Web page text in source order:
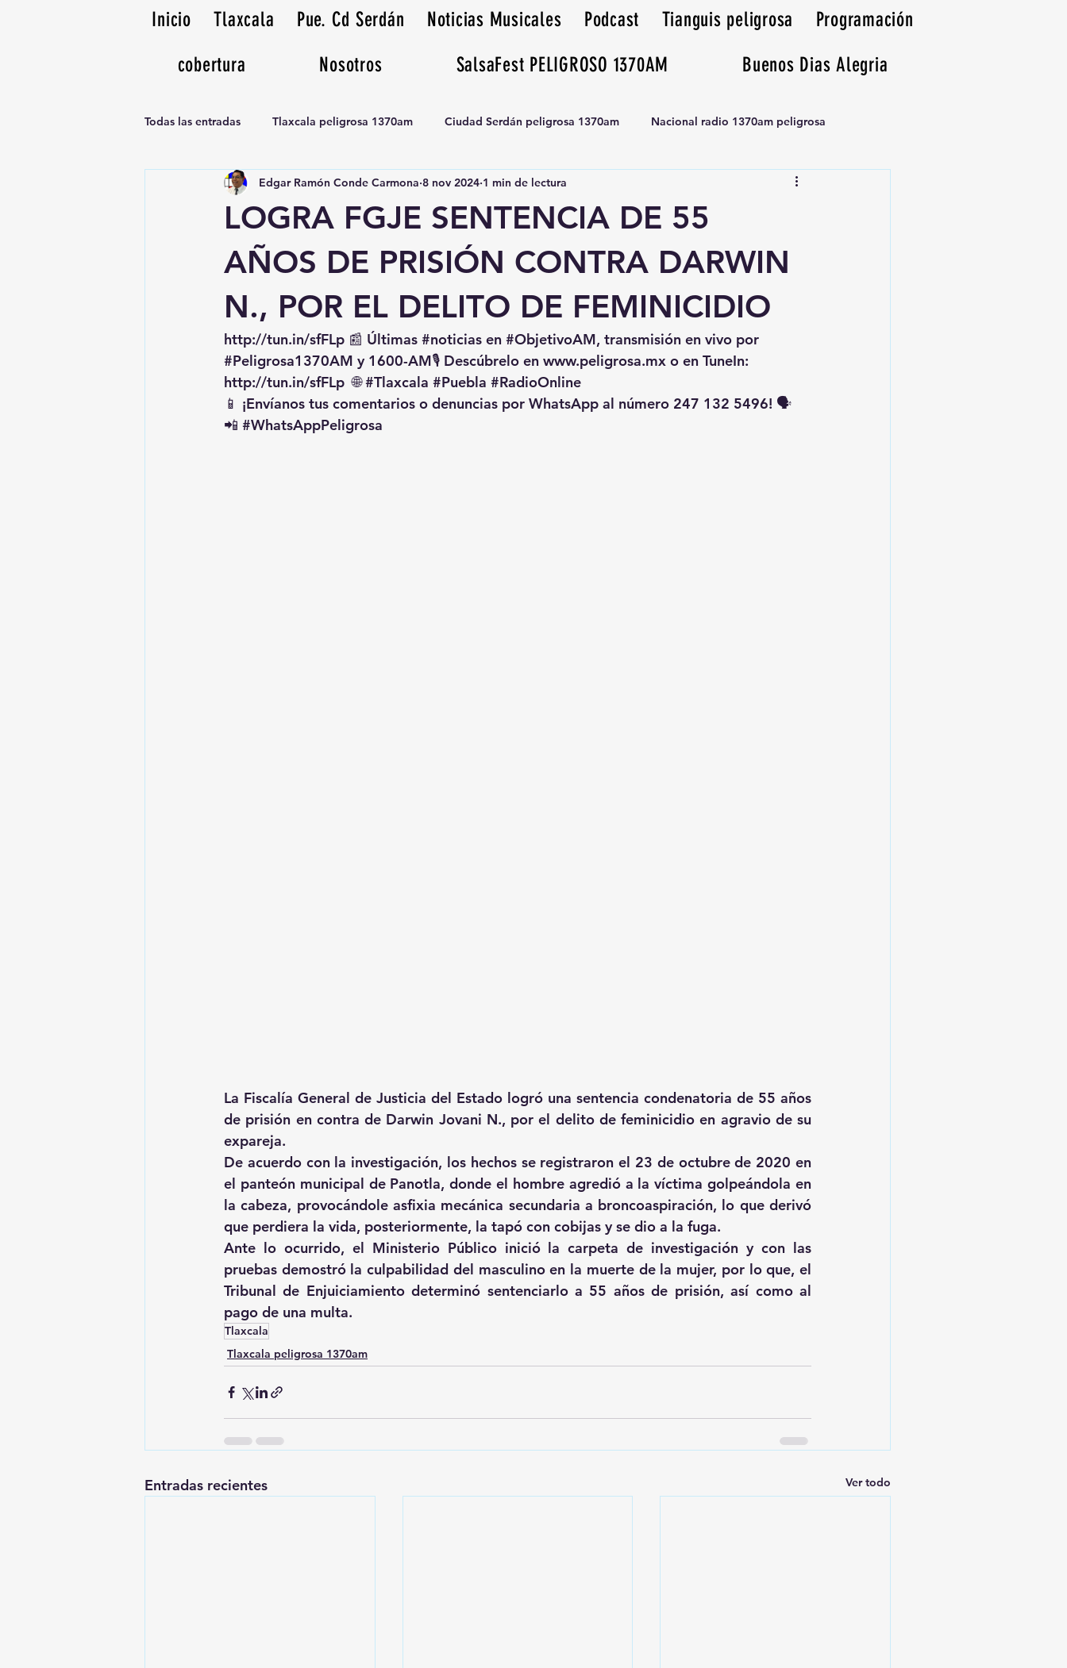
Inicio Tlaxcala Pue. Cd Serdán Noticias Musicales Podcast Tianguis peligrosa
Programación
cobertura
Nosotros SalsaFest PELIGROSO 1370AM Buenos Dias Alegria
Todas las entradas Tlaxcala peligrosa 1370am Ciudad Serdán peligrosa 1370am Nacional radio 1370am peligrosa
Noticias Musicales radio 1370am Tianguis peligrosa 1370am huamantla
LOGRA FGJE SENTENCIA DE 55
AÑOS DE PRISIÓN CONTRA DARWIN
N., POR EL DELITO DE FEMINICIDIO
Edgar Ramón Conde Carmona 8 nov 2024 1 min de lectura
http://tun.in/sfFLp 📰 Últimas #noticias en #ObjetivoAM, transmisión en vivo por
#Peligrosa1370AM y 1600-AM🎙️ Descúbrelo en www.peligrosa.mx o en TuneIn:
http://tun.in/sfFLp 🌐 #Tlaxcala #Puebla #RadioOnline
📱 ¡Envíanos tus comentarios o denuncias por WhatsApp al número 247 132 5496! 🗣️
📲 #WhatsAppPeligrosa
La Fiscalía General de Justicia del Estado logró una sentencia condenatoria de 55 años
de prisión en contra de Darwin Jovani N., por el delito de feminicidio en agravio de su
expareja.
De acuerdo con la investigación, los hechos se registraron el 23 de octubre de 2020 en
el panteón municipal de Panotla, donde el hombre agredió a la víctima golpeándola en
la cabeza, provocándole asfixia mecánica secundaria a broncoaspiración, lo que derivó
que perdiera la vida, posteriormente, la tapó con cobijas y se dio a la fuga.
Ante lo ocurrido, el Ministerio Público inició la carpeta de investigación y con las
pruebas demostró la culpabilidad del masculino en la muerte de la mujer, por lo que, el
Tribunal de Enjuiciamiento determinó sentenciarlo a 55 años de prisión, así como al
pago de una multa.
Tlaxcala
Tlaxcala peligrosa 1370am
Entradas recientes Ver todo